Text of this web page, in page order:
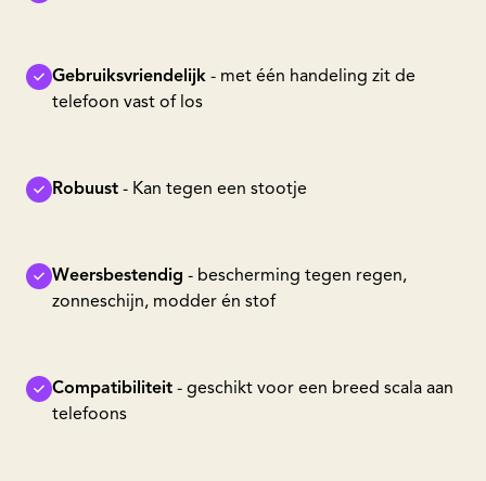
Gebruiksvriendelijk - met één handeling zit de
telefoon vast of los
Robuust - Kan tegen een stootje
Weersbestendig - bescherming tegen regen,
zonneschijn, modder én stof
Compatibiliteit - geschikt voor een breed scala aan
telefoons